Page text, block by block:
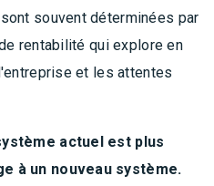
souvent déterminées par
rentabilité qui explore en
et les attentes
actuel est plus
à un nouveau système.